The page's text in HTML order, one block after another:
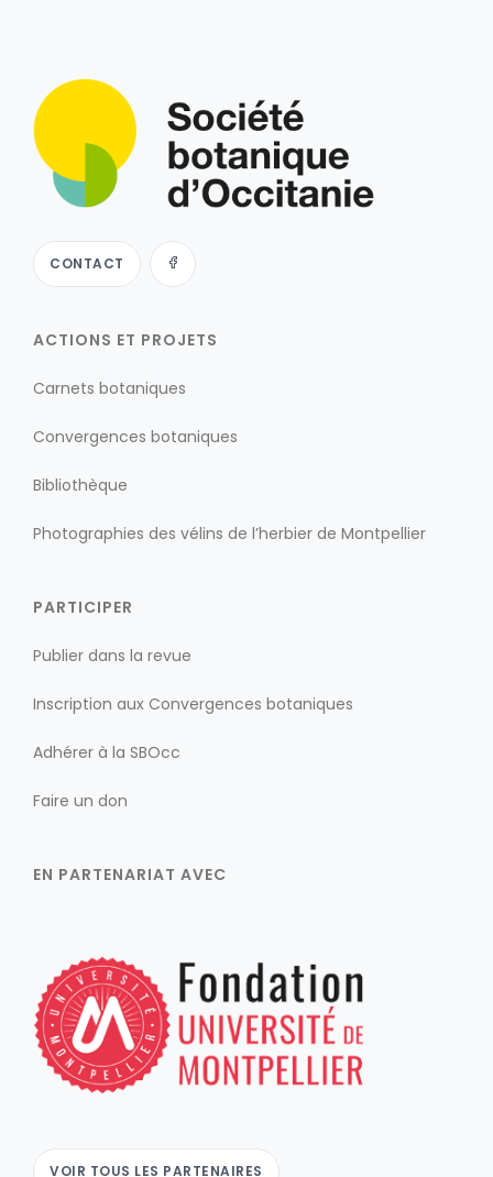
CONTACT
ACTIONS ET PROJETS
Carnets botaniques
Convergences botaniques
Bibliothèque
Photographies des vélins de l’herbier de Montpellier
PARTICIPER
Publier dans la revue
Inscription aux Convergences botaniques
Adhérer à la SBOcc
Faire un don
EN PARTENARIAT AVEC
VOIR TOUS LES PARTENAIRES